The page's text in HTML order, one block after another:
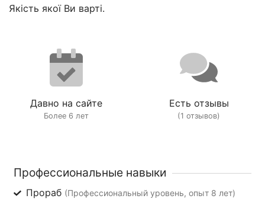
Якість якої Ви варті.
Давно на сайте
Более 6 лет
Есть отзывы
(1 отзывов)
Профессиональные навыки
Прораб (Профессиональный уровень, опыт 8 лет)